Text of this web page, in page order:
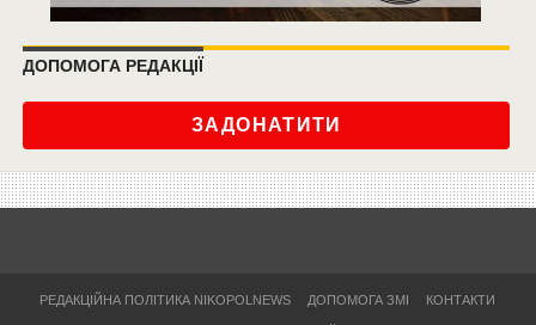
ДОПОМОГА РЕДАКЦІЇ
ЗАДОНАТИТИ
РЕДАКЦІЙНА ПОЛІТИКА NIKOPOLNEWS ДОПОМОГА ЗМІ КОНТАКТИ